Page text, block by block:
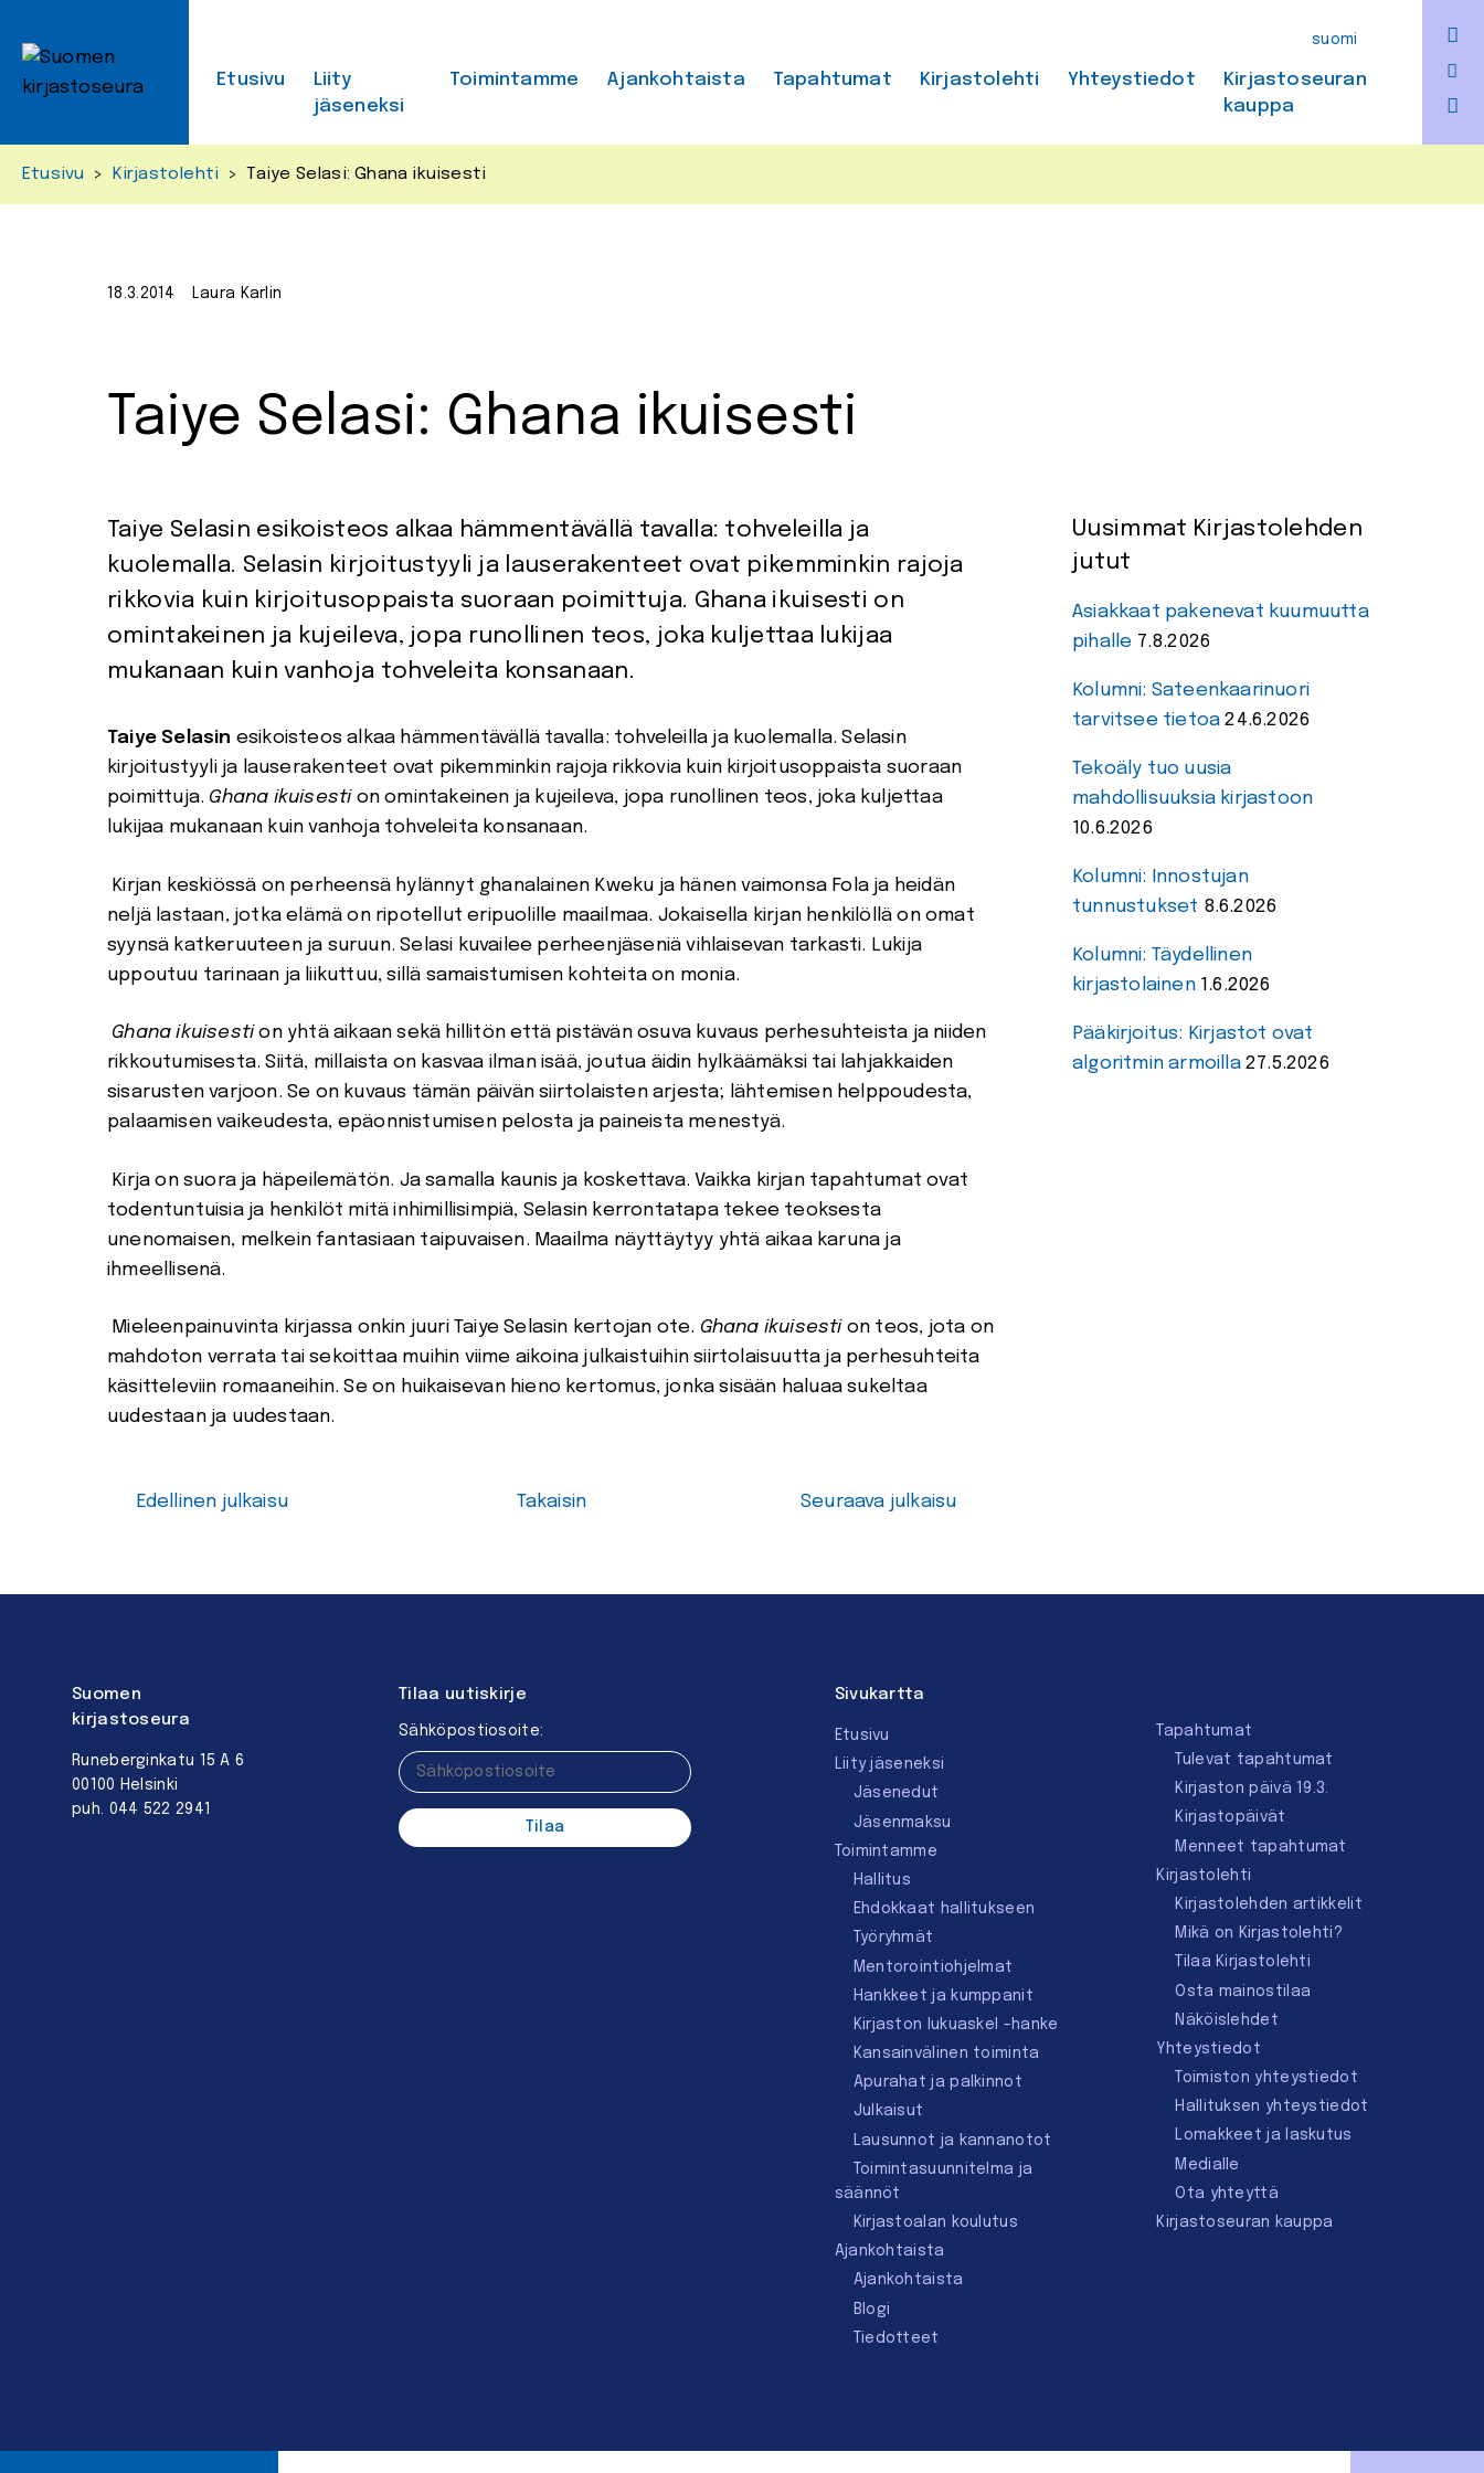
suomi
Etusivu
Liity
jäseneksi
Toimintamme Ajankohtaista Tapahtumat Kirjastolehti Yhteystiedot
Kirjastoseuran
kauppa
Etusivu > Kirjastolehti > Taiye Selasi: Ghana ikuisesti
18.3.2014 Laura Karlin
Taiye Selasi: Ghana ikuisesti
Taiye Selasin esikoisteos alkaa hämmentävällä tavalla: tohveleilla ja
kuolemalla. Selasin kirjoitustyyli ja lauserakenteet ovat pikemminkin rajoja
rikkovia kuin kirjoitusoppaista suoraan poimittuja. Ghana ikuisesti on
omintakeinen ja kujeileva, jopa runollinen teos, joka kuljettaa lukijaa
mukanaan kuin vanhoja tohveleita konsanaan.
Taiye Selasin esikoisteos alkaa hämmentävällä tavalla: tohveleilla ja kuolemalla. Selasin
kirjoitustyyli ja lauserakenteet ovat pikemminkin rajoja rikkovia kuin kirjoitusoppaista suoraan
poimittuja. Ghana ikuisesti on omintakeinen ja kujeileva, jopa runollinen teos, joka kuljettaa
lukijaa mukanaan kuin vanhoja tohveleita konsanaan.
Kirjan keskiössä on perheensä hylännyt ghanalainen Kweku ja hänen vaimonsa Fola ja heidän
neljä lastaan, jotka elämä on ripotellut eripuolille maailmaa. Jokaisella kirjan henkilöllä on omat
syynsä katkeruuteen ja suruun. Selasi kuvailee perheenjäseniä vihlaisevan tarkasti. Lukija
uppoutuu tarinaan ja liikuttuu, sillä samaistumisen kohteita on monia.
Ghana ikuisesti on yhtä aikaan sekä hillitön että pistävän osuva kuvaus perhesuhteista ja niiden
rikkoutumisesta. Siitä, millaista on kasvaa ilman isää, joutua äidin hylkäämäksi tai lahjakkaiden
sisarusten varjoon. Se on kuvaus tämän päivän siirtolaisten arjesta; lähtemisen helppoudesta,
palaamisen vaikeudesta, epäonnistumisen pelosta ja paineista menestyä.
Kirja on suora ja häpeilemätön. Ja samalla kaunis ja koskettava. Vaikka kirjan tapahtumat ovat
todentuntuisia ja henkilöt mitä inhimillisimpiä, Selasin kerrontatapa tekee teoksesta
unenomaisen, melkein fantasiaan taipuvaisen. Maailma näyttäytyy yhtä aikaa karuna ja
ihmeellisenä.
Mieleenpainuvinta kirjassa onkin juuri Taiye Selasin kertojan ote. Ghana ikuisesti on teos, jota on
mahdoton verrata tai sekoittaa muihin viime aikoina julkaistuihin siirtolaisuutta ja perhesuhteita
käsitteleviin romaaneihin. Se on huikaisevan hieno kertomus, jonka sisään haluaa sukeltaa
uudestaan ja uudestaan.
Edellinen julkaisu Takaisin Seuraava julkaisu
Uusimmat Kirjastolehden
jutut
Asiakkaat pakenevat kuumuutta
pihalle 7.8.2026
Kolumni: Sateenkaarinuori
tarvitsee tietoa 24.6.2026
Tekoäly tuo uusia
mahdollisuuksia kirjastoon
10.6.2026
Kolumni: Innostujan
tunnustukset 8.6.2026
Kolumni: Täydellinen
kirjastolainen 1.6.2026
Pääkirjoitus: Kirjastot ovat
algoritmin armoilla 27.5.2026
Suomen
kirjastoseura
Runeberginkatu 15 A 6
00100 Helsinki
puh. 044 522 2941
Tilaa uutiskirje
Sähköpostiosoite:
Sivukartta
Etusivu
Liity jäseneksi
Jäsenedut
Jäsenmaksu
Toimintamme
Hallitus
Ehdokkaat hallitukseen
Työryhmät
Mentorointi­ohjelmat
Hankkeet ja kumppanit
Kirjaston lukuaskel -hanke
Kansainvälinen toiminta
Apurahat ja palkinnot
Julkaisut
Lausunnot ja kannanotot
Toimintasuunnitelma ja
säännöt
Kirjastoalan koulutus
Ajankohtaista
Ajankohtaista
Blogi
Tiedotteet
Tapahtumat
Tulevat tapahtumat
Kirjaston päivä 19.3.
Kirjastopäivät
Menneet tapahtumat
Kirjastolehti
Kirjastolehden artikkelit
Mikä on Kirjastolehti?
Tilaa Kirjastolehti
Osta mainostilaa
Näköislehdet
Yhteystiedot
Toimiston yhteystiedot
Hallituksen yhteystiedot
Lomakkeet ja laskutus
Medialle
Ota yhteyttä
Kirjastoseuran kauppa